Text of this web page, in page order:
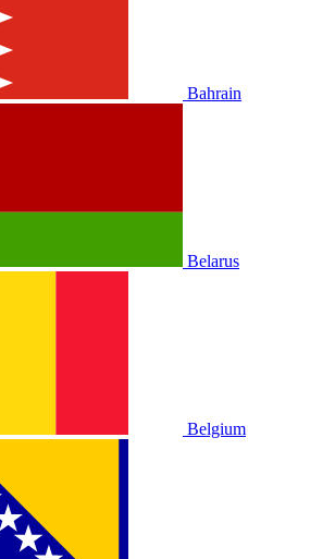
Bahrain
Belarus
Belgium